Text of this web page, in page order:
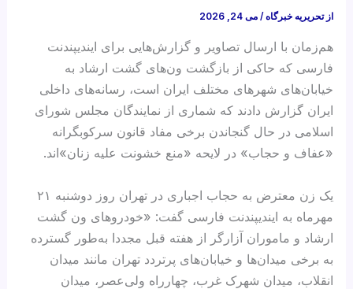
از تحریریه خبرگاه/می 24, 2026
هم‌زمان با ارسال تصاویر و گزارش‌هایی برای ایندیپندنت
فارسی که حاکی از بازگشت ون‌های گشت ارشاد به
خیابان‌های شهرهای مختلف ایران است، رسانه‌های داخلی
ایران گزارش دادند که شماری از نمایندگان مجلس شورای
اسلامی در حال گنجاندن برخی مفاد قانون سرکوبگرانه
«عفاف و حجاب» در لایحه «منع خشونت علیه زنان»‌اند.
یک زن معترض به حجاب اجباری در تهران روز دوشنبه ۲۱
مهرماه به ایندیپندنت فارسی گفت: «خودروهای ون گشت
ارشاد و ماموران آزارگر از هفته قبل مجددا به‌طور گسترده
به برخی میدان‌ها و خیابان‌های پرتردد تهران مانند میدان
انقلاب، میدان شهرک غرب، چهارراه ولی‌عصر، میدان